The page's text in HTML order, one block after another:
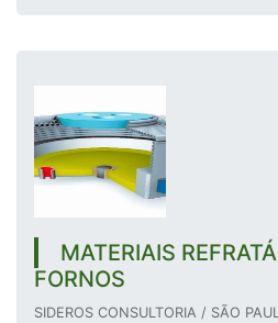
MATERIAIS
FORNOS
SIDEROS CONSULTORIA / SÃO